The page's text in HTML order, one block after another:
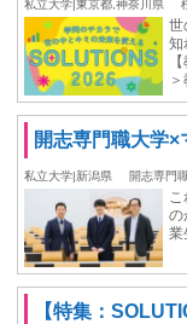
私立大学|東京都,神奈川県
世
知
開志専門職大学
私立大学|新潟県 開志専門
こ
の
業
【特集：